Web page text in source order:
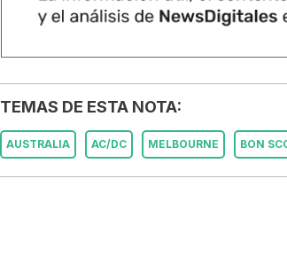
TEMAS DE ESTA NOTA:
AUSTRALIA AC/DC MELBOURNE BON